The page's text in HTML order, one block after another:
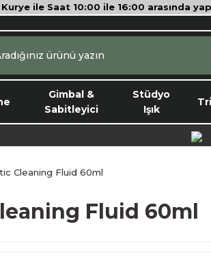
ile Saat 10:00 ile 16:00 arasında
Gimbal &
Sabitleyici
Stüdyo
Işık
Cleaning Fluid 60ml
Fluid 60ml